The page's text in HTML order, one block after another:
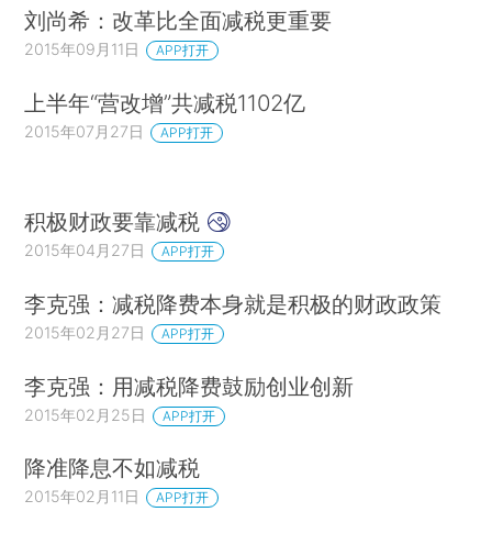
刘尚希：改革比全面减税更重要
2015年09月11日 APP打开
上半年“营改增”共减税1102亿
2015年07月27日 APP打开
积极财政要靠减税
2015年04月27日 APP打开
李克强：减税降费本身就是积极的财政政策
2015年02月27日 APP打开
李克强：用减税降费鼓励创业创新
2015年02月25日 APP打开
降准降息不如减税
2015年02月11日 APP打开